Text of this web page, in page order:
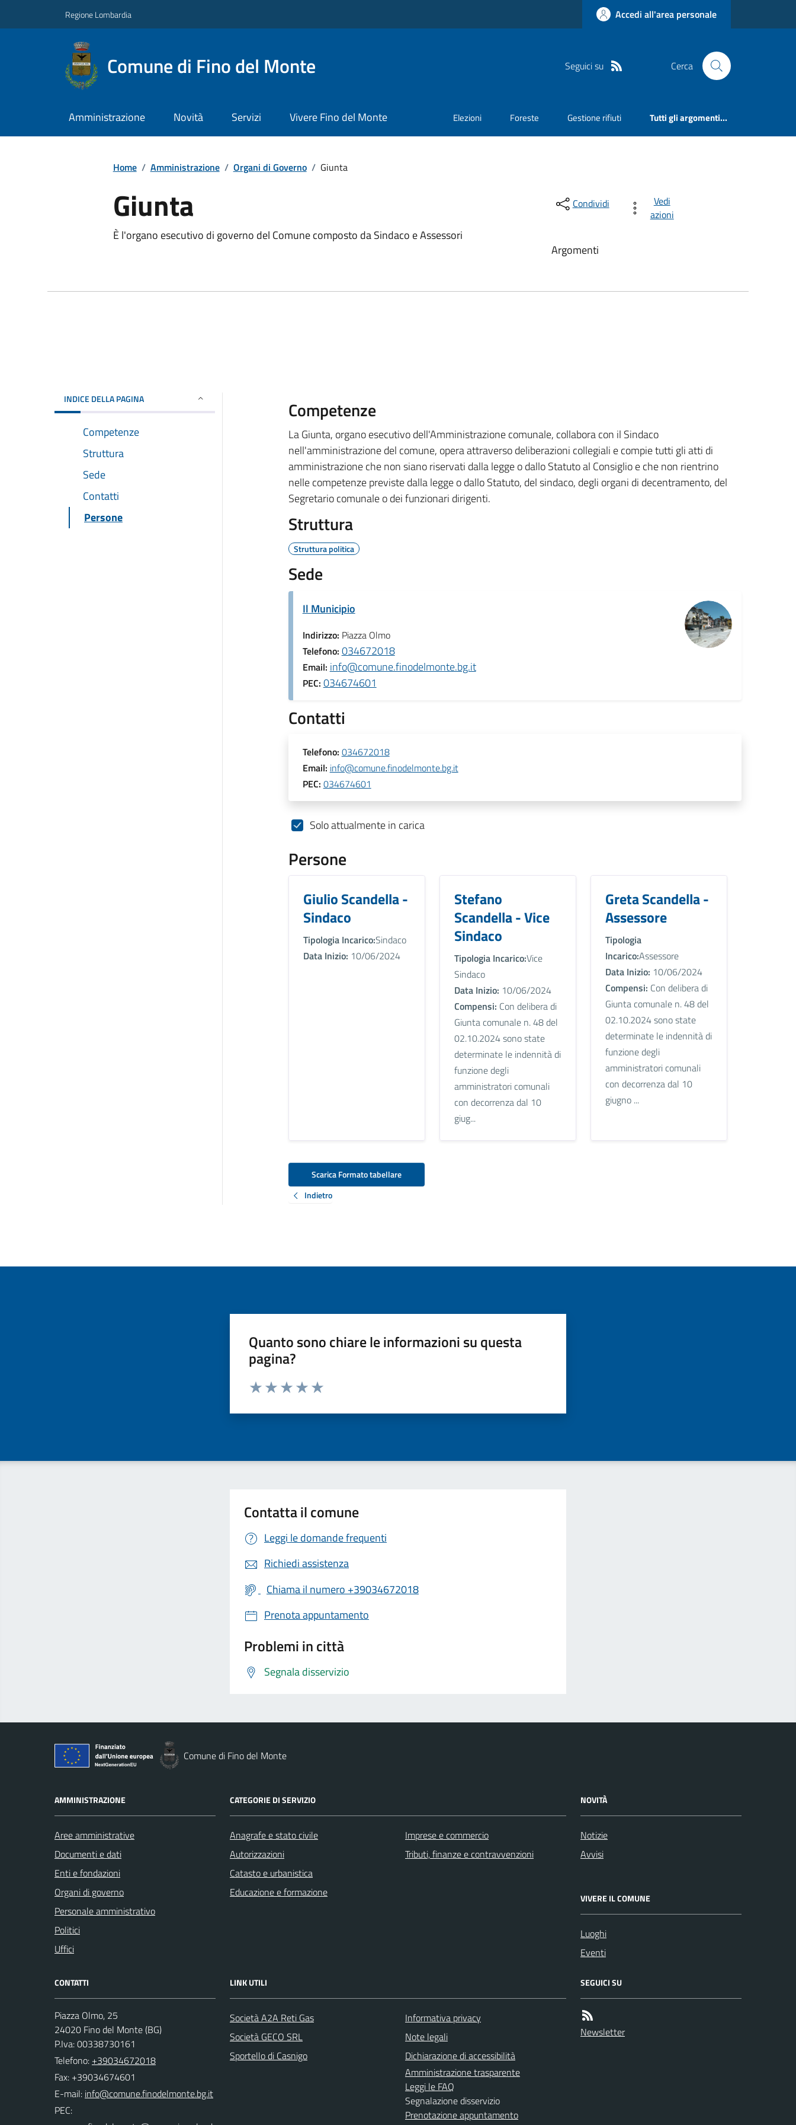
Regione Lombardia Accedi all'area personale
Comune di Fino del Monte Seguici su Cerca
Amministrazione Novità Servizi Vivere Fino del Monte Elezioni Foreste Gestione rifiuti Tutti gli argomenti...
Home / Amministrazione / Organi di Governo / Giunta
Giunta
È l'organo esecutivo di governo del Comune composto da Sindaco e Assessori
Condividi
Vedi
azioni
Argomenti
INDICE DELLA PAGINA
Competenze
Struttura
Sede
Contatti
Persone
Competenze
La Giunta, organo esecutivo dell'Amministrazione comunale, collabora con il Sindaco
nell'amministrazione del comune, opera attraverso deliberazioni collegiali e compie tutti gli atti di
amministrazione che non siano riservati dalla legge o dallo Statuto al Consiglio e che non rientrino
nelle competenze previste dalla legge o dallo Statuto, del sindaco, degli organi di decentramento, del
Segretario comunale o dei funzionari dirigenti.
Struttura
Struttura politica
Sede
Il Municipio
Indirizzo: Piazza Olmo
Telefono: 034672018
Email: info@comune.finodelmonte.bg.it
PEC: 034674601
Contatti
Telefono: 034672018
Email: info@comune.finodelmonte.bg.it
PEC: 034674601
Solo attualmente in carica
Persone
Giulio Scandella -
Sindaco
Tipologia Incarico:Sindaco
Data Inizio: 10/06/2024
Stefano
Scandella - Vice
Sindaco
Tipologia Incarico:Vice
Sindaco
Data Inizio: 10/06/2024
Compensi: Con delibera di
Giunta comunale n. 48 del
02.10.2024 sono state
determinate le indennità di
funzione degli
amministratori comunali
con decorrenza dal 10
giug...
Greta Scandella -
Assessore
Tipologia
Incarico:Assessore
Data Inizio: 10/06/2024
Compensi: Con delibera di
Giunta comunale n. 48 del
02.10.2024 sono state
determinate le indennità di
funzione degli
amministratori comunali
con decorrenza dal 10
giugno ...
Scarica Formato tabellare
Indietro
Quanto sono chiare le informazioni su questa
pagina?
Valuta da 1 a 5 stelle la pagina
Contatta il comune
Leggi le domande frequenti
Richiedi assistenza
Chiama il numero +39034672018
Prenota appuntamento
Problemi in città
Segnala disservizio
Comune di Fino del Monte
AMMINISTRAZIONE
Aree amministrative
Documenti e dati
Enti e fondazioni
Organi di governo
Personale amministrativo
Politici
Uffici
CATEGORIE DI SERVIZIO
Anagrafe e stato civile
Autorizzazioni
Catasto e urbanistica
Educazione e formazione
Imprese e commercio
Tributi, finanze e contravvenzioni
NOVITÀ
Notizie
Avvisi
VIVERE IL COMUNE
Luoghi
Eventi
CONTATTI
Piazza Olmo, 25
24020 Fino del Monte (BG)
P.Iva: 00338730161
Telefono: +39034672018
Fax: +39034674601
E-mail:
PEC:
LINK UTILI
Società A2A Reti Gas
Società GECO SRL
Sportello di Casnigo
Informativa privacy
Note legali
Dichiarazione di accessibilità
Amministrazione trasparente
Leggi le FAQ
Segnalazione disservizio
Prenotazione appuntamento
SEGUICI SU
Newsletter